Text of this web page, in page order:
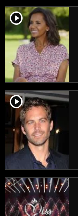
player2
player2